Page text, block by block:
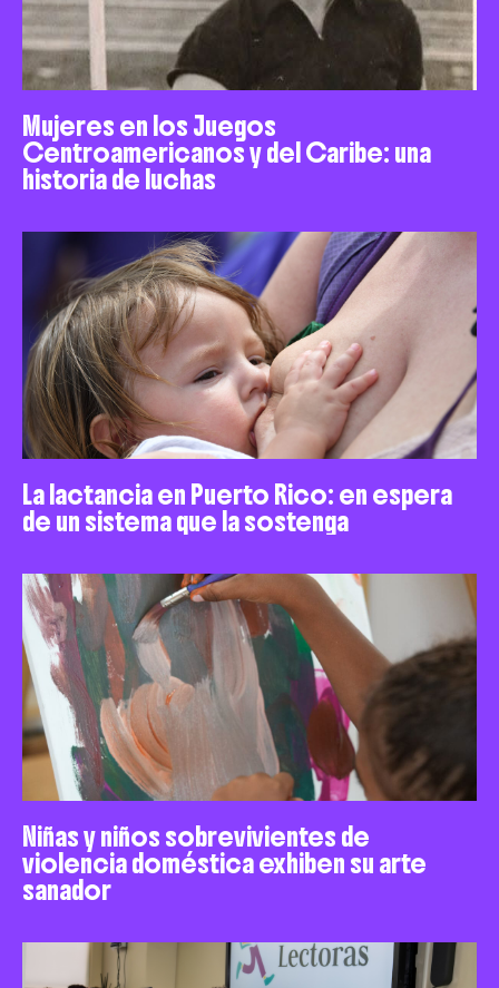
Mujeres en los Juegos
Centroamericanos y del Caribe: una
historia de luchas
La lactancia en Puerto Rico: en espera
de un sistema que la sostenga
Niñas y niños sobrevivientes de
violencia doméstica exhiben su arte
sanador